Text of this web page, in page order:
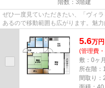
階数：3階建
ぜひ一度見ていただきたい、「ヴィ
あるので移動範囲も広がります。魅
5.6万円
(管理費
敷：0ヶ
所在階：
間取り：